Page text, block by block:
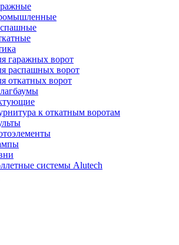
гаражных ворот
распашных ворот
откатных ворот
к откатным воротам
системы Alutech